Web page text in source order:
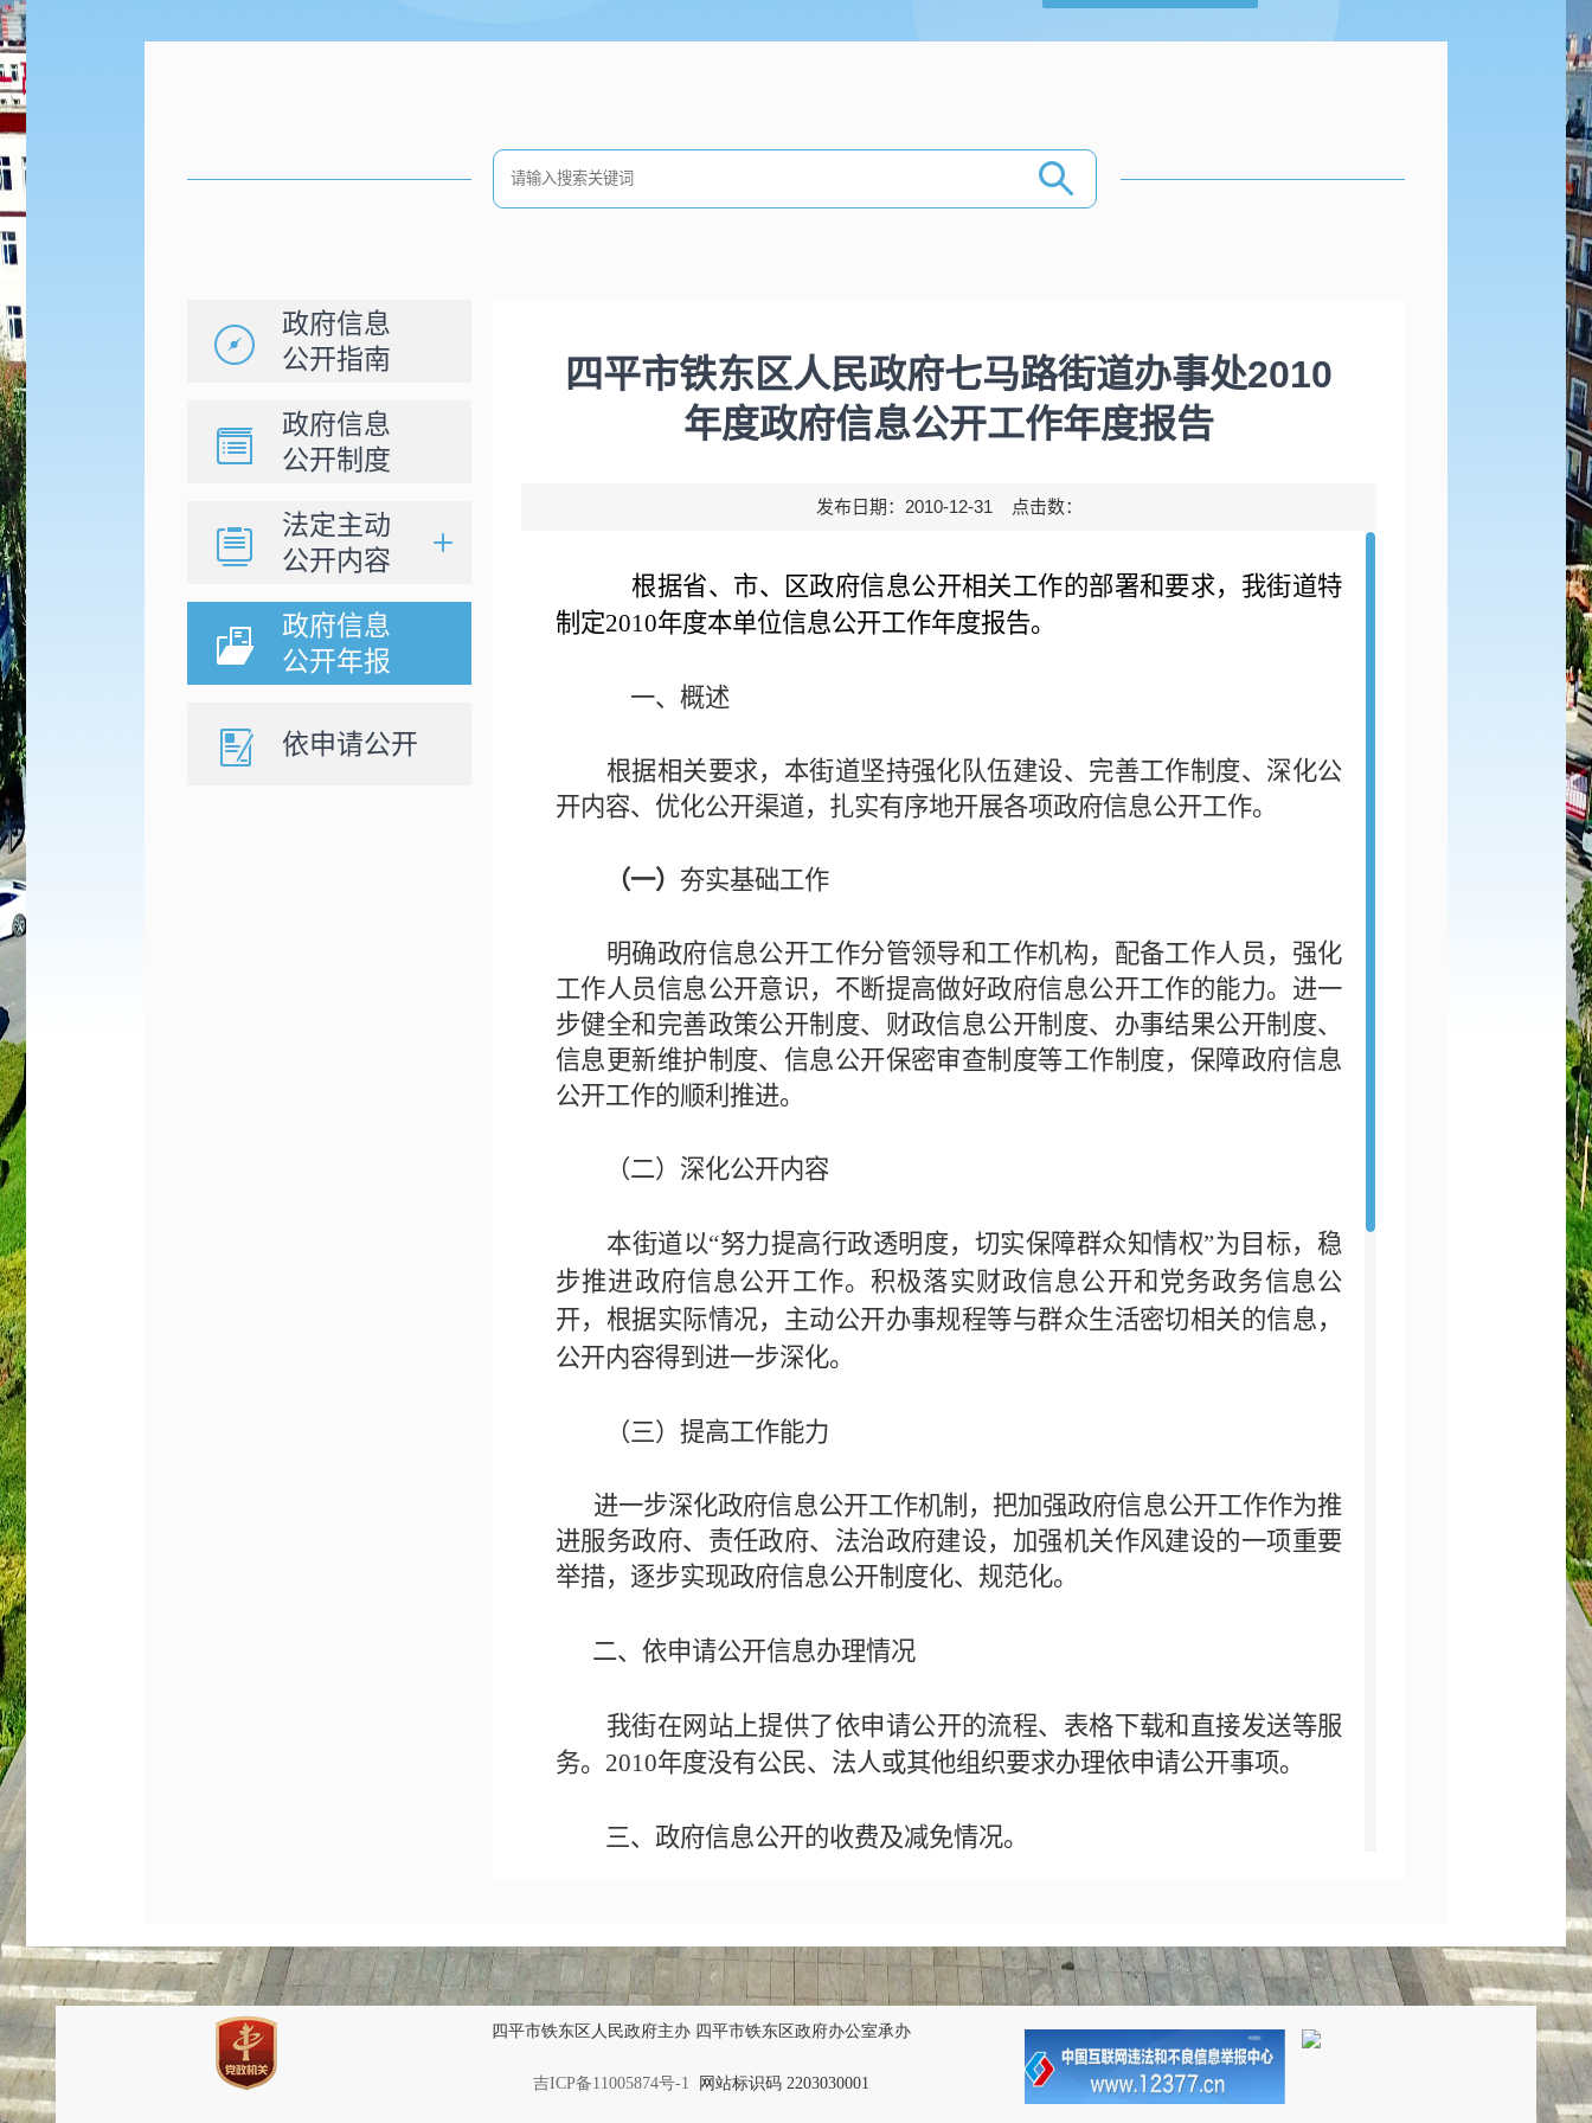
政府信息
公开指南
政府信息
公开制度
法定主动
公开内容
政府信息
公开年报
依申请公开
四平市铁东区人民政府七马路街道办事处2010
年度政府信息公开工作年度报告
发布日期：2010-12-31 点击数：
根据省、 市、 区政府信息公开相关工作的部署和要求，我街道特
制定2010年度本单位信息公开工作年度报告。
一、概述
根据相关要求，本街道坚持强化队伍建设、完善工作制度、深化公
开内容、优化公开渠道，扎实有序地开展各项政府信息公开工作。
（一） 夯实基础工作
明确政府信息公开工作分管领导和工作机构，配备工作人员，强化
工作人员信息公开意识，不断提高做好政府信息公开工作的能力。进一
步健全和完善政策公开制度、财政信息公开制度、办事结果公开制度、
信息更新维护制度、信息公开保密审查制度等工作制度，保障政府信息
公开工作的顺利推进。
（二）深化公开内容
本街道以“努力提高行政透明度，切实保障群众知情权”为目标，稳
步推进政府信息公开工作。积极落实财政信息公开和党务政务信息公
开，根据实际情况，主动公开办事规程等与群众生活密切相关的信息，
公开内容得到进一步深化。
（三）提高工作能力
进一步深化政府信息公开工作机制，把加强政府信息公开工作作为推
进服务政府、责任政府、法治政府建设，加强机关作风建设的一项重要
举措，逐步实现政府信息公开制度化、规范化。
二、依申请公开信息办理情况
我街在网站上提供了依申请公开的流程、表格下载和直接发送等服
务。 2010年度没有公民、法人或其他组织要求办理依申请公开事项。
三、政府信息公开的收费及减免情况。
四、因政府信息公开申请复议、提起诉讼的情况
高度重视政府信息公开工作，设立了监督电话，主动接受社会
监督，明确由我街纪检办公室负责对全 街政务
信息公开的实施情况进行